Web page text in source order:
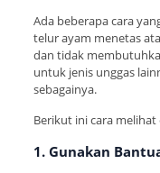
Ada beberapa cara
telur ayam menetas
dan tidak
untuk jenis unggas
sebagainya.
Berikut ini cara
1. Gunakan